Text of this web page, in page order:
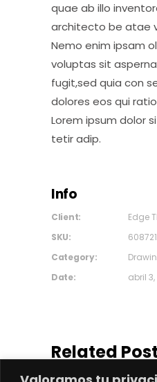
quae ab illo
architecto be atae
Nemo enim ipsam
voluptas sit
fugit,sed quia con
dolores eos qui
Lorem ipsum dolor
tetir adip.
Info
Client:
Edge
SKU:
Category:
Date:
abril 3,
Related